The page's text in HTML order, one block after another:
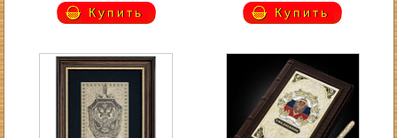
Купить Купить